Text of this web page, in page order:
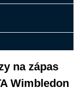
na zápas
Wimbledon